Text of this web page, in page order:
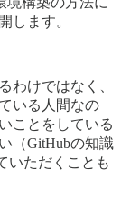
します。
わけではなく、
いる人間なの
ことをしている
（GitHubの知識
いただくことも